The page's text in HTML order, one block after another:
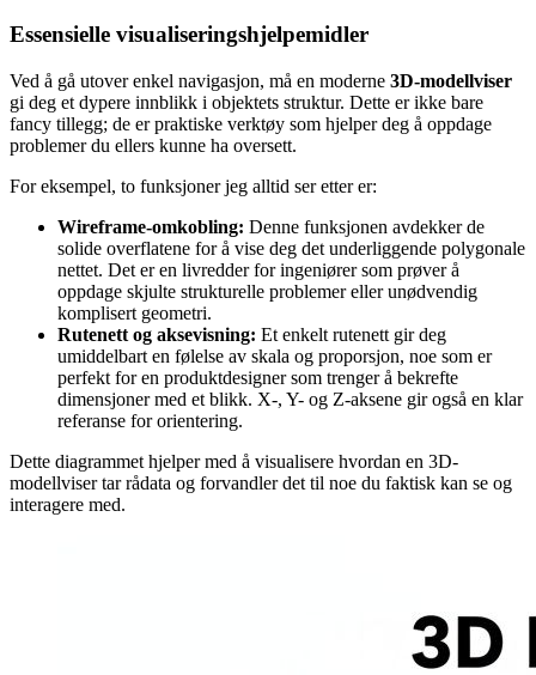
Essensielle visualiseringshjelpemidler
Ved å gå utover enkel navigasjon, må en moderne 3D-modellviser
gi deg et dypere innblikk i objektets struktur. Dette er ikke bare
fancy tillegg; de er praktiske verktøy som hjelper deg å oppdage
problemer du ellers kunne ha oversett.
For eksempel, to funksjoner jeg alltid ser etter er:
Wireframe-omkobling: Denne funksjonen avdekker de
solide overflatene for å vise deg det underliggende polygonale
nettet. Det er en livredder for ingeniører som prøver å
oppdage skjulte strukturelle problemer eller unødvendig
komplisert geometri.
Rutenett og aksevisning: Et enkelt rutenett gir deg
umiddelbart en følelse av skala og proporsjon, noe som er
perfekt for en produktdesigner som trenger å bekrefte
dimensjoner med et blikk. X-, Y- og Z-aksene gir også en klar
referanse for orientering.
Dette diagrammet hjelper med å visualisere hvordan en 3D-
modellviser tar rådata og forvandler det til noe du faktisk kan se og
interagere med.